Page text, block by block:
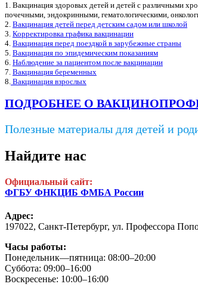
1. Вакцинация здоровых детей и детей с различными
почечными, эндокринными, гематологическими,
2. Вакцинация детей перед детским садом или школой
3. Корректировка графика вакцинации
4. Вакцинация перед поездкой в зарубежные страны
5. Вакцинация по эпидемическим показаниям
6. Наблюдение за пациентом после вакцинации
7. Вакцинация беременных
8. Вакцинация взрослых
ПОДРОБНЕЕ О
Полезные материалы для детей и
Найдите нас
Официальный сайт:
ФГБУ ФНКЦИБ ФМБА России
Адрес:
197022, Санкт-Петербург, ул. Профессора
Часы работы:
Понедельник—пятница: 08:00–20:00
Суббота: 09:00–16:00
Воскресенье: 10:00–16:00